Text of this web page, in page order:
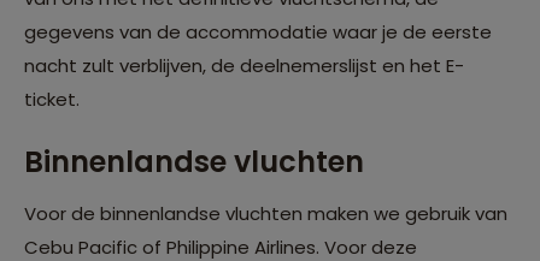
gegevens van de accommodatie waar je de eerste
nacht zult verblijven, de deelnemerslijst en het E-
ticket.
Binnenlandse vluchten
Voor de binnenlandse vluchten maken we gebruik van
Cebu Pacific of Philippine Airlines. Voor deze